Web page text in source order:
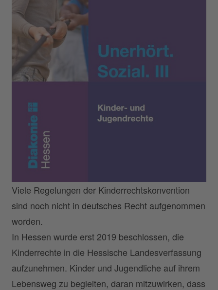
Viele Regelungen der Kinderrechtskonvention
sind noch nicht in deutsches Recht aufgenommen
worden.
In Hessen wurde erst 2019 beschlossen, die
Kinderrechte in die Hessische Landesverfassung
aufzunehmen. Kinder und Jugendliche auf ihrem
Lebensweg zu begleiten, daran mitzuwirken, dass